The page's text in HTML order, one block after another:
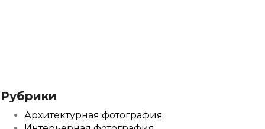
Рубрики
Архитектурная фотография